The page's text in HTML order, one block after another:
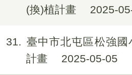
(換)植計畫
2025-
31
臺中市北屯區松強國
計畫
2025-05-05